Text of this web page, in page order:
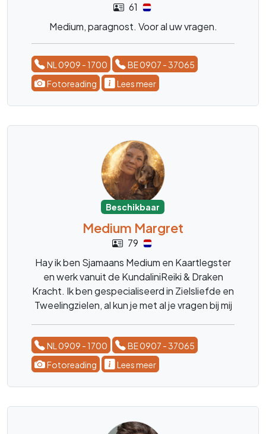
61
Medium, paragnost. Voor al uw vragen.
NL 0909 - 1700
BE 0907 - 37065
Fotoreading
Lees meer
Beschikbaar
Medium Margret
79
Hay ik ben Sjamaans Medium en Kaartlegster
en werk vanuit de KundaliniReiki & Draken
Kracht. Ik ben gespecialiseerd in Zielsliefde en
Tweelingzielen, al kun je met al je vragen bij mij
advies, en luisterend oor. liefs Margret
NL 0909 - 1700
BE 0907 - 37065
Fotoreading
Lees meer